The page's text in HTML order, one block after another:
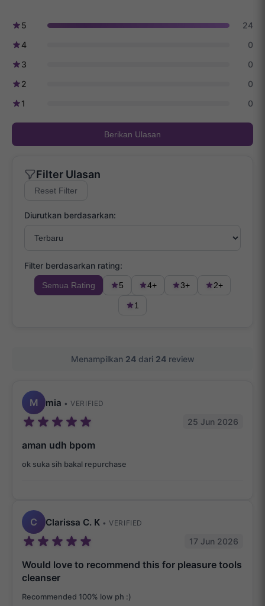
5
24
4
0
3
0
2
0
1
0
Berikan Ulasan
Filter Ulasan
Reset Filter
Diurutkan berdasarkan:
Filter berdasarkan rating:
Semua Rating 5 4+ 3+ 2+
1
Menampilkan 24dari 24review
M mia • VERIFIED
25 Jun 2026
aman udh bpom
ok suka sih bakal repurchase
C Clarissa C. K • VERIFIED
17 Jun 2026
Would love to recommend this for pleasure tools
cleanser
Recommended 100% low ph :)